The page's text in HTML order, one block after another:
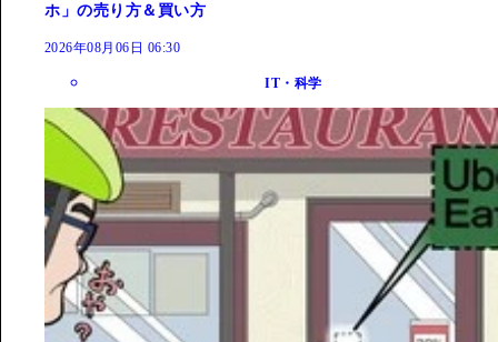
ホ」の売り方＆買い方
2026年08月06日 06:30
IT・科学